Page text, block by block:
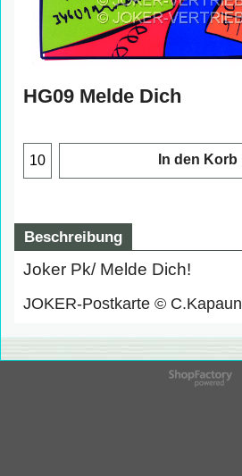
HG09 Melde Dich
In den Korb
Beschreibung
Joker Pk/ Melde Dich!
JOKER-Postkarte © C.Kapaun
WebShop erstellt mit
ShopFactory Shop